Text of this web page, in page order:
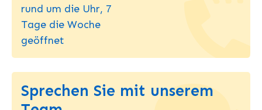
rund um die Uhr, 7
Tage die Woche
geöffnet
Sprechen Sie mit unserem